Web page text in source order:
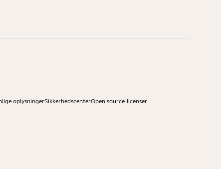
oplysningerSikkerhedscenterOpen source-licenser